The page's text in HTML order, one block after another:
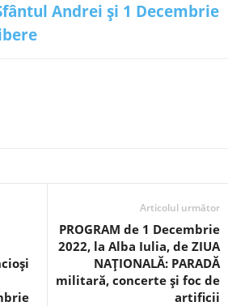
Andrei și 1 Decembrie
Articolul următor
PROGRAM de 1 Decembrie
2022, la Alba Iulia, de ZIUA
NAȚIONALĂ: PARADĂ
militară, concerte și foc de
artificii